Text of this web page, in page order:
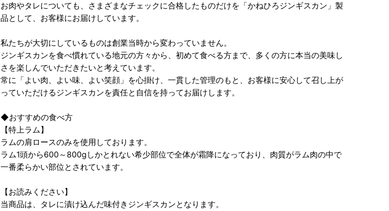
お肉やタレについても、さまざまなチェックに合格したものだけを「かねひろジンギスカン」製
品として、お客様にお届けしています。
私たちが大切にしているものは創業当時から変わっていません。
ジンギスカンを食べ慣れている地元の方々から、初めて食べる方まで、多くの方に本当の美味し
さを楽しんでいただきたいと考えています。
常に「よい肉、よい味、よい笑顔」を心掛け、一貫した管理のもと、お客様に安心して召し上が
っていただけるジンギスカンを責任と自信を持ってお届けします。
◆おすすめの食べ方
【特上ラム】
ラムの肩ロースのみを使用しております。
ラム1頭から600～800gしかとれない希少部位で全体が霜降になっており、肉質がラム肉の中で
一番柔らかい部位とされています。
【お読みください】
当商品は、タレに漬け込んだ味付きジンギスカンとなります。